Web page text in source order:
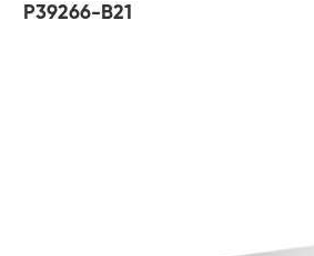
P39266-B21